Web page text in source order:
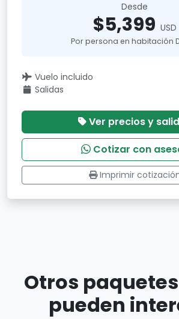
Desde
$5,399 USD
Por persona en habitación
Vuelo incluido
Salidas
Ver precios y
Cotizar con
Imprimir
Otros
pueden